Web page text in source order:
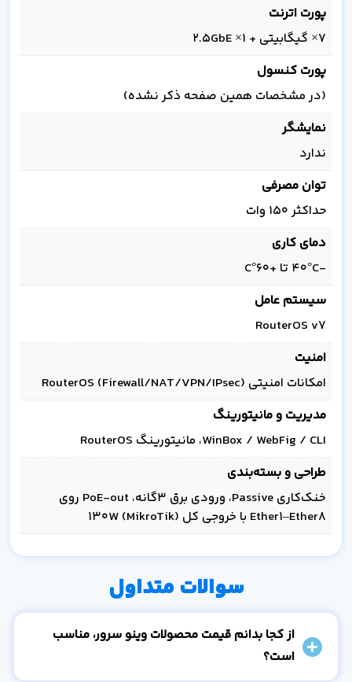
پورت اترنت
۷× گیگابیتی + ۱× 2.5GbE
پورت کنسول
(در مشخصات همین صفحه ذکر نشده)
نمایشگر
ندارد
توان مصرفی
حداکثر ۱۵۰ وات
دمای کاری
-40°C تا +60°C
سیستم عامل
RouterOS v7
امنیت
امکانات امنیتی RouterOS (Firewall/NAT/VPN/IPsec)
مدیریت و مانیتورینگ
WinBox / WebFig / CLI، مانیتورینگ RouterOS
طراحی و بسته‌بندی
خنک‌کاری Passive، ورودی برق ۳گانه، PoE-out روی
Ether1–Ether8 با خروجی کل ۱۳۰W (MikroTik)
سوالات متداول
از کجا بدانم قیمت محصولات وینو سرور، مناسب
است؟